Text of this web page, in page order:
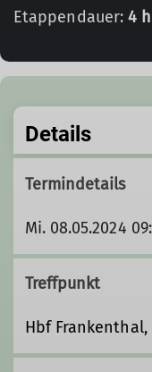
Etappendauer:4 h
Details
Termindetails
Mi. 08.05.2024
Treffpunkt
Hbf Frankenthal,